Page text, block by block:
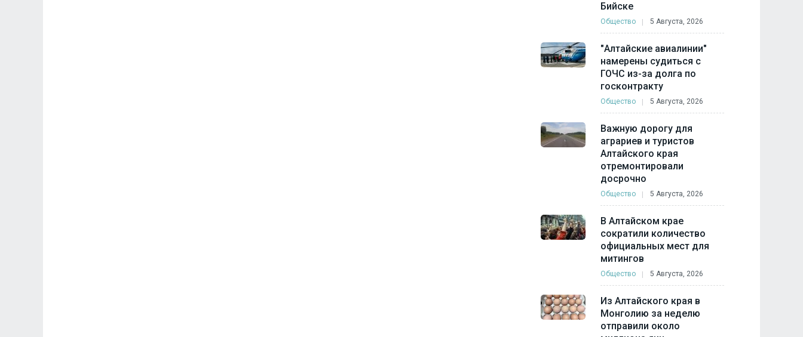
Бийске
Общество 5 Августа, 2026
"Алтайские авиалинии"
намерены судиться с
ГОЧС из-за долга по
госконтракту
Общество 5 Августа, 2026
Важную дорогу для
аграриев и туристов
Алтайского края
отремонтировали
досрочно
Общество 5 Августа, 2026
В Алтайском крае
сократили количество
официальных мест для
митингов
Общество 5 Августа, 2026
Из Алтайского края в
Монголию за неделю
отправили около